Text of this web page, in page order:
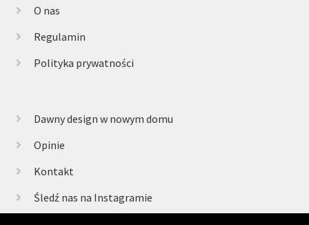
O nas
Regulamin
Polityka prywatności
Dawny design w nowym domu
Opinie
Kontakt
Śledź nas na Instagramie